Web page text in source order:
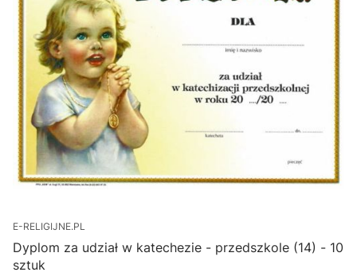
E-RELIGIJNE.PL
Dyplom za udział w katechezie - przedszkole (14) - 10
sztuk